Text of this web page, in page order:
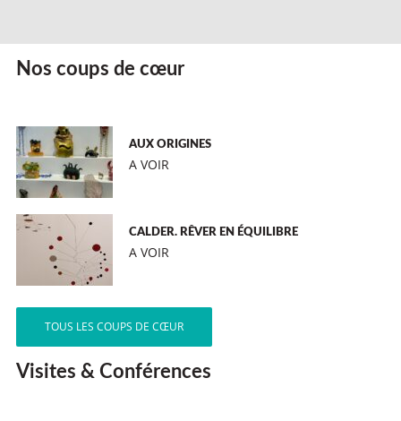
Nos coups de cœur
AUX ORIGINES
A VOIR
CALDER. RÊVER EN ÉQUILIBRE
A VOIR
TOUS LES COUPS DE CŒUR
Visites & Conférences